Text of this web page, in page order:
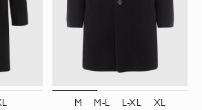
M M-L L-XL XL